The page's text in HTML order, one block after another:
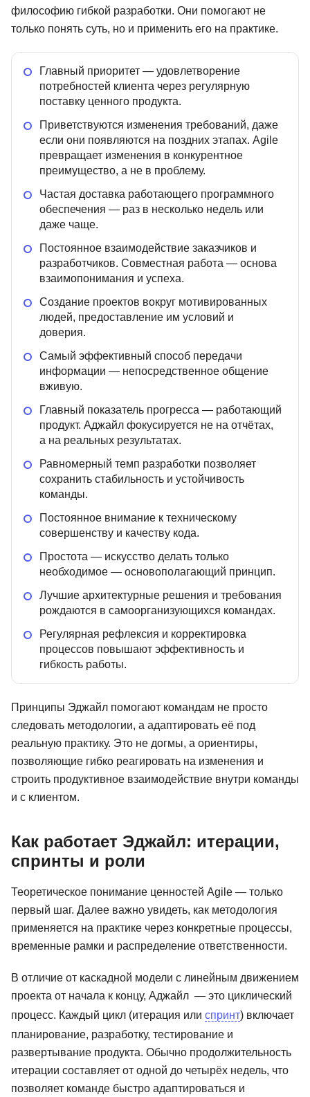
философию гибкой разработки. Они помогают не
только понять суть, но и применить его на практике.
Главный приоритет — удовлетворение
потребностей клиента через регулярную
поставку ценного продукта.
Приветствуются изменения требований, даже
если они появляются на поздних этапах. Agile
превращает изменения в конкурентное
преимущество, а не в проблему.
Частая доставка работающего программного
обеспечения — раз в несколько недель или
даже чаще.
Постоянное взаимодействие заказчиков и
разработчиков. Совместная работа — основа
взаимопонимания и успеха.
Создание проектов вокруг мотивированных
людей, предоставление им условий и
доверия.
Самый эффективный способ передачи
информации — непосредственное общение
вживую.
Главный показатель прогресса — работающий
продукт. Аджайл фокусируется не на отчётах,
а на реальных результатах.
Равномерный темп разработки позволяет
сохранить стабильность и устойчивость
команды.
Постоянное внимание к техническому
совершенству и качеству кода.
Простота — искусство делать только
необходимое — основополагающий принцип.
Лучшие архитектурные решения и требования
рождаются в самоорганизующихся командах.
Регулярная рефлексия и корректировка
процессов повышают эффективность и
гибкость работы.
Принципы Эджайл помогают командам не просто
следовать методологии, а адаптировать её под
реальную практику. Это не догмы, а ориентиры,
позволяющие гибко реагировать на изменения и
строить продуктивное взаимодействие внутри команды
и с клиентом.
Как работает Эджайл: итерации,
спринты и роли
Теоретическое понимание ценностей Agile — только
первый шаг. Далее важно увидеть, как методология
применяется на практике через конкретные процессы,
временные рамки и распределение ответственности.
В отличие от каскадной модели с линейным движением
проекта от начала к концу, Аджайл — это циклический
процесс. Каждый цикл (итерация или спринт) включает
планирование, разработку, тестирование и
развертывание продукта. Обычно продолжительность
итерации составляет от одной до четырёх недель, что
позволяет команде быстро адаптироваться и